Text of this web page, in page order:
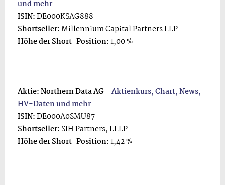
und mehr
ISIN:DE000KSAG888
Shortseller:Millennium Capital Partners LLP
Höhe der Short-Position:1,00 %
------------------
Aktie: Northern Data AG -Aktienkurs, Chart, News,
HV-Daten und mehr
ISIN:DE000A0SMU87
Shortseller: SIH Partners, LLLP
Höhe der Short-Position:1,42 %
------------------